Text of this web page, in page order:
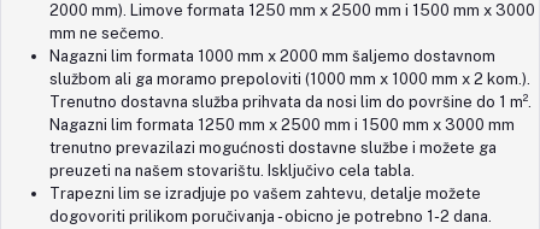
2000 mm). Limove formata 1250 mm x 2500 mm i 1500 mm x 3000
mm ne sečemo.
Nagazni lim formata 1000 mm x 2000 mm šaljemo dostavnom
službom ali ga moramo prepoloviti (1000 mm x 1000 mm x 2 kom.).
Trenutno dostavna služba prihvata da nosi lim do površine do 1 m².
Nagazni lim formata 1250 mm x 2500 mm i 1500 mm x 3000 mm
trenutno prevazilazi mogućnosti dostavne službe i možete ga
preuzeti na našem stovarištu. Isključivo cela tabla.
Trapezni lim se izradjuje po vašem zahtevu, detalje možete
dogovoriti prilikom poručivanja - obicno je potrebno 1-2 dana.